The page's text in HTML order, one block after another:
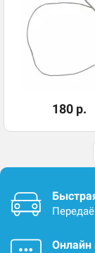
180 р.
Онлайн